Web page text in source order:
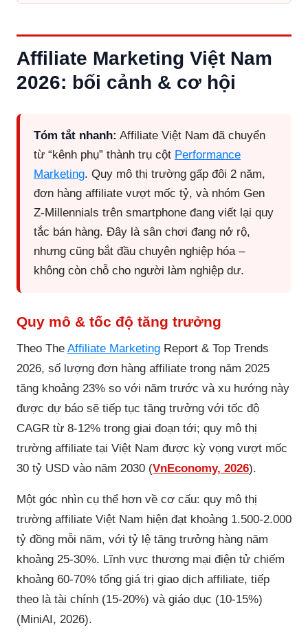
Affiliate Marketing Việt Nam
2026: bối cảnh & cơ hội
Tóm tắt nhanh: Affiliate Việt Nam đã chuyển
từ “kênh phụ” thành trụ cột Performance
Marketing. Quy mô thị trường gấp đôi 2 năm,
đơn hàng affiliate vượt mốc tỷ, và nhóm Gen
Z-Millennials trên smartphone đang viết lại quy
tắc bán hàng. Đây là sân chơi đang nở rộ,
nhưng cũng bắt đầu chuyên nghiệp hóa –
không còn chỗ cho người làm nghiệp dư.
Quy mô & tốc độ tăng trưởng
Theo The Affiliate Marketing Report & Top Trends
2026, số lượng đơn hàng affiliate trong năm 2025
tăng khoảng 23% so với năm trước và xu hướng này
được dự báo sẽ tiếp tục tăng trưởng với tốc độ
CAGR từ 8-12% trong giai đoạn tới; quy mô thị
trường affiliate tại Việt Nam được kỳ vọng vượt mốc
30 tỷ USD vào năm 2030 (VnEconomy, 2026).
Một góc nhìn cụ thể hơn về cơ cấu: quy mô thị
trường affiliate Việt Nam hiện đạt khoảng 1.500-2.000
tỷ đồng mỗi năm, với tỷ lệ tăng trưởng hàng năm
khoảng 25-30%. Lĩnh vực thương mại điện tử chiếm
khoảng 60-70% tổng giá trị giao dịch affiliate, tiếp
theo là tài chính (15-20%) và giáo dục (10-15%)
(MiniAI, 2026).